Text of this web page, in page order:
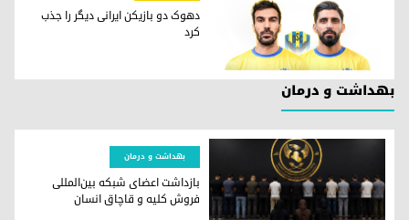
دهوک دو بازیکن ایرانی دیگر را جذب کرد
دهوک دو بازیکن ایرانی دیگر را جذب
کرد
بهداشت و درمان
بهداشت و درمان
بازداشت اعضای شبکه بین‌المللی
فروش کلیه و قاچاق انسان